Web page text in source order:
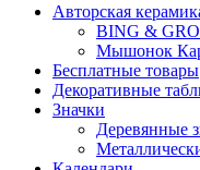
Авторская
BING &
Мышонок
Бесплатные товары
Декоративные
Значки
Деревянные